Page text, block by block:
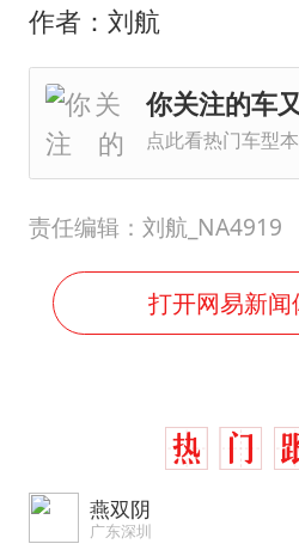
作者：刘航
你关注的车
点此看热门车型
责任编辑：刘航_NA4919
打开网易新闻
燕双阴
广东深圳